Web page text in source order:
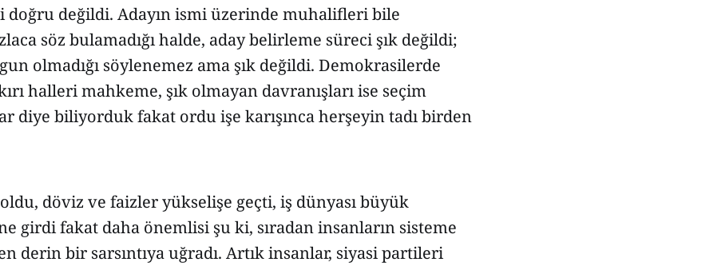
doğru değildi. Adayın ismi üzerinde muhalifleri bile
söz bulamadığı halde, aday belirleme süreci şık değildi;
olmadığı söylenemez ama şık değildi. Demokrasilerde
halleri mahkeme, şık olmayan davranışları ise seçim
diye biliyorduk fakat ordu işe karışınca herşeyin tadı birden
oldu, döviz ve faizler yükselişe geçti, iş dünyası büyük
girdi fakat daha önemlisi şu ki, sıradan insanların sisteme
derin bir sarsıntıya uğradı. Artık insanlar, siyasi partileri